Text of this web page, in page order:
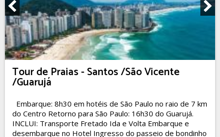
Tour de Praias - Santos /São Vicente
/Guarujá
Embarque: 8h30 em hotéis de São Paulo no raio de 7 km
do Centro Retorno para São Paulo: 16h30 do Guarujá.
INCLUI: Transporte Fretado Ida e Volta Embarque e
desembarque no Hotel Ingresso do passeio de bondinho